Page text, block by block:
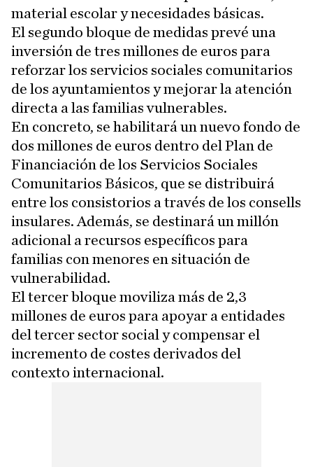
material escolar y necesidades básicas.
El segundo bloque de medidas prevé una
inversión de tres millones de euros para
reforzar los servicios sociales comunitarios
de los ayuntamientos y mejorar la atención
directa a las familias vulnerables.
En concreto, se habilitará un nuevo fondo de
dos millones de euros dentro del Plan de
Financiación de los Servicios Sociales
Comunitarios Básicos, que se distribuirá
entre los consistorios a través de los consells
insulares. Además, se destinará un millón
adicional a recursos específicos para
familias con menores en situación de
vulnerabilidad.
El tercer bloque moviliza más de 2,3
millones de euros para apoyar a entidades
del tercer sector social y compensar el
incremento de costes derivados del
contexto internacional.